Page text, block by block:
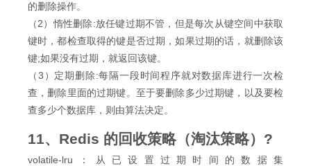
的删除操作。
（2）惰性删除:放任键过期不管，但是每次从键空间中获取
键时，都检查取得的键是否过期，如果过期的话，就删除该
键;如果没有过期，就返回该键。
（3）定期删除:每隔一段时间程序就对数据库进行一次检
查，删除里面的过期键。至于要删除多少过期键，以及要检
查多少个数据库，则由算法决定。
11、Redis 的回收策略（淘汰策略）?
volatile-lru：从已设置过期时间的数据集